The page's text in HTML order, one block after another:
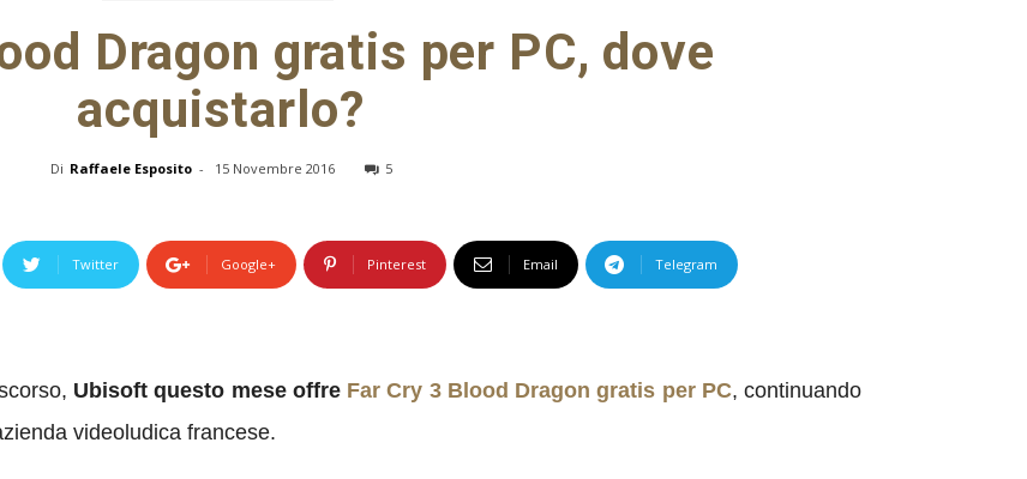
Dragon gratis per PC, dove
acquistarlo?
Di Raffaele Esposito - 15 Novembre 2016 5
Twitter Google+ Pinterest Email Telegram
Ubisoft questo mese offre Far Cry 3 Blood Dragon gratis per PC, continuando
videoludica francese.